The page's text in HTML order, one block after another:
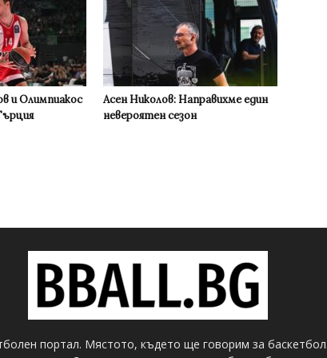
и Олимпиакос
Асен Николов: Направихме един
невероятен сезон
портал. Мястото, където ще говорим за